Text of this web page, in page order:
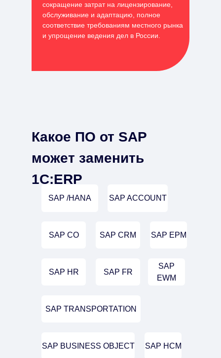
сокращение затрат на лицензирование,
обслуживание и адаптацию, полное
соответствие требованиям местного рынка
и упрощение ведения дел в России.
SAP /HANA SAP ACCOUNT
SAP BUSINESS OBJECT
SAP CO SAP CRM SAP EPM
SAP HCM
SAP HR SAP FR
SAP TRANSPORTATION
SAP
EWM
Какое ПО от SAP
может заменить
1С:ERP